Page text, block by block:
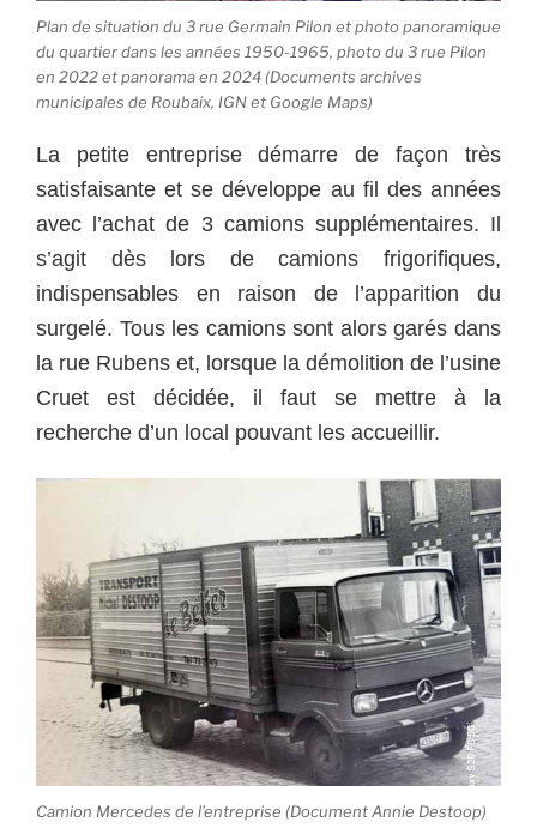
Plan de situation du 3 rue Germain Pilon et photo panoramique
du quartier dans les années 1950-1965, photo du 3 rue Pilon
en 2022 et panorama en 2024 (Documents archives
municipales de Roubaix, IGN et Google Maps)
La petite entreprise démarre de façon très
satisfaisante et se développe au fil des années
avec l’achat de 3 camions supplémentaires. Il
s’agit dès lors de camions frigorifiques,
indispensables en raison de l’apparition du
surgelé. Tous les camions sont alors garés dans
la rue Rubens et, lorsque la démolition de l’usine
Cruet est décidée, il faut se mettre à la
recherche d’un local pouvant les accueillir.
Camion Mercedes de l’entreprise (Document Annie Destoop)